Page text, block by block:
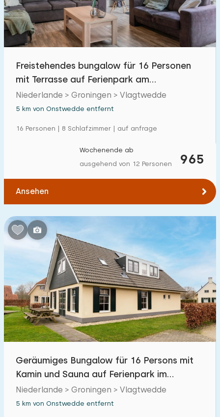
Freibad
Kinderanimation
Eingeschränkte Mobilität
Rollstuhlgerecht
Freistehendes bungalow für 16 Personen
mit Terrasse auf Ferienpark am
Emslandermeer
Niederlande > Groningen > Vlagtwedde
5 km von Onstwedde entfernt
16 Personen | 8 Schlafzimmer | auf anfrage
965
Wochenende ab
ausgehend von 12 Personen
Ansehen
Geräumiges Bungalow für 16 Persons mit
Kamin und Sauna auf Ferienpark im
Westerwolde
Niederlande > Groningen > Vlagtwedde
5 km von Onstwedde entfernt